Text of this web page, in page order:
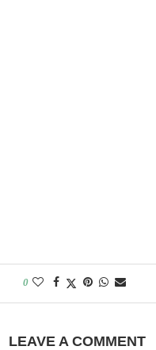
0
LEAVE A COMMENT